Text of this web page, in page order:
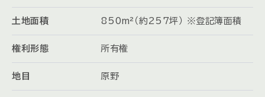
土地面積 850m²（約257坪） ※登記簿面積
権利形態 所有権
地目 原野